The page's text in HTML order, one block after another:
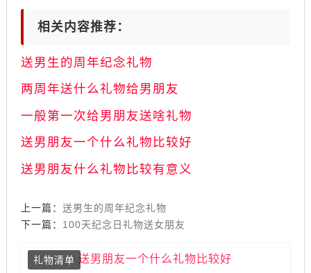
相关内容推荐：
送男生的周年纪念礼物
两周年送什么礼物给男朋友
一般第一次给男朋友送啥礼物
送男朋友一个什么礼物比较好
送男朋友什么礼物比较有意义
上一篇： 送男生的周年纪念礼物
下一篇： 100天纪念日礼物送女朋友
礼物清单 送男朋友一个什么礼物比较好